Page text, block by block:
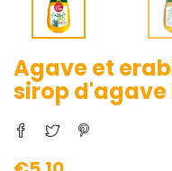
Agave et
sirop d'agave